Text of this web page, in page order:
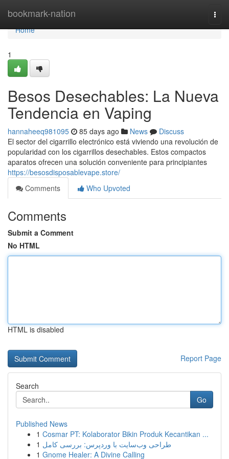
bookmark-nation
Home
Home
1
Besos Desechables: La Nueva
Tendencia en Vaping
hannaheeq981095 85 days ago News
Discuss
El sector del cigarrillo electrónico está viviendo una revolución de
popularidad con los cigarrillos desechables. Estos compactos
aparatos ofrecen una solución conveniente para principiantes
https://besosdisposablevape.store/
Comments
Who Upvoted
Comments
Submit a Comment
No HTML
HTML is disabled
Report Page
Search
Go
Published News
1 Cosmar PT: Kolaborator Bikin Produk Kecantikan ...
1 طراحی وب‌سایت با وردپرس: بررسی کامل
1 Gnome Healer: A Divine Calling